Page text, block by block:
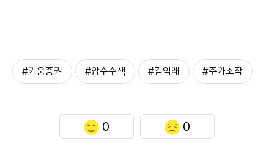
#키움증권 #압수수색 #김익래 #주가조작
0 0